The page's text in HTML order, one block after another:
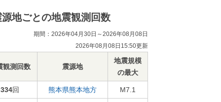
源地ごとの地震観測回数
期間：2026年04月30日～2026年08月08日
2026年08月08日15:50更新
観測回数 震源地
地震規模
の最大
334回 熊本県熊本地方 M7.1